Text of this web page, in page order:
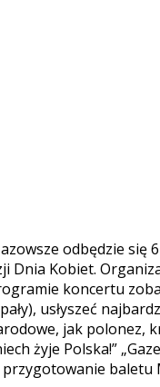
odbędzie się
Dnia Kobiet.
koncertu
usłyszeć
jak polonez,
żyje Polska!”